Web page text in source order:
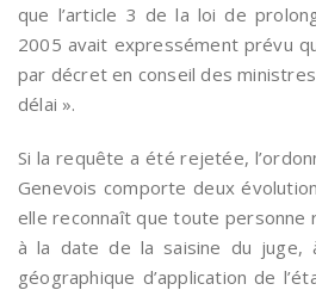
que l’article 3 de la loi de
2005 avait expressément prévu
par décret en conseil des
délai ».
Si la requête a été rejetée,
Genevois comporte deux
elle reconnaît que toute personne
à la date de la saisine du juge,
géographique d’application de